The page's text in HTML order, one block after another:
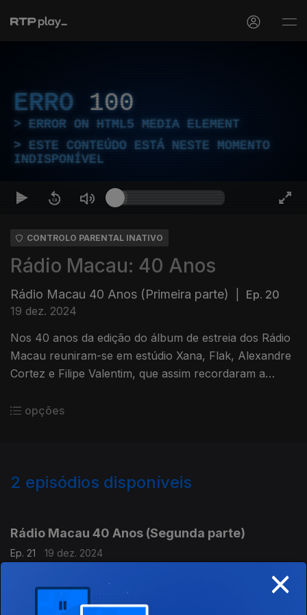
ERRO 100
ERROR ON HTML5 MEDIA ELEMENT
ESTE CONTEÚDO ESTÁ NESTE MOMENTO
INDISPONÍVEL
CONTROLO PARENTAL INATIVO
Rádio Macau: 40 Anos
Rádio Macau 40 Anos (Primeira parte)
Ep. 20
19 dez. 2024
Nos 40 anos da edição do álbum de estreia dos Rádio
Macau reuniram-se em estúdio Xana, Flak, Alexandre
Cortez e Filipe Valentim, que assim recordaram a
opções
2 episódios disponíveis
Rádio Macau 40 Anos (Segunda parte)
Ep. 21
19 dez. 2024
Xana, Flak, Alexandre Cortez e Filipe Valentim recordaram a
criação do álbum de estreia dos Rádio Macau, 40 anos depois
da sua edição. Segunda parte.
×